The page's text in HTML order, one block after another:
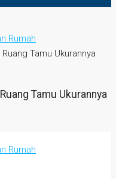
Rumah
Tamu Ukurannya
Tamu Ukurannya
Rumah